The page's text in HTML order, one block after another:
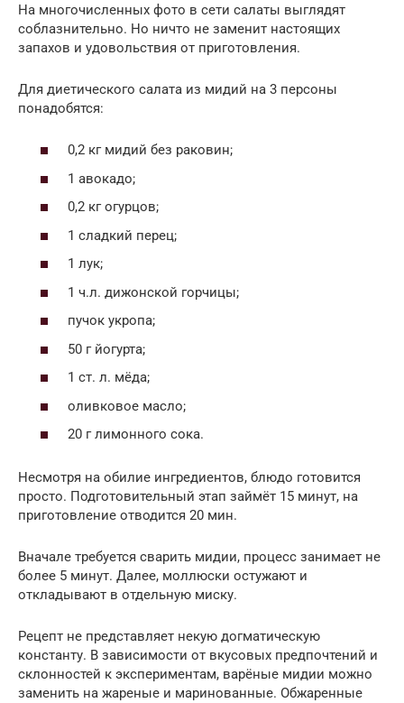
На многочисленных фото в сети салаты выглядят
соблазнительно. Но ничто не заменит настоящих
запахов и удовольствия от приготовления.
Для диетического салата из мидий на 3 персоны
понадобятся:
0,2 кг мидий без раковин;
1 авокадо;
0,2 кг огурцов;
1 сладкий перец;
1 лук;
1 ч.л. дижонской горчицы;
пучок укропа;
50 г йогурта;
1 ст. л. мёда;
оливковое масло;
20 г лимонного сока.
Несмотря на обилие ингредиентов, блюдо готовится
просто. Подготовительный этап займёт 15 минут, на
приготовление отводится 20 мин.
Вначале требуется сварить мидии, процесс занимает не
более 5 минут. Далее, моллюски остужают и
откладывают в отдельную миску.
Рецепт не представляет некую догматическую
константу. В зависимости от вкусовых предпочтений и
склонностей к экспериментам, варёные мидии можно
заменить на жареные и маринованные. Обжаренные